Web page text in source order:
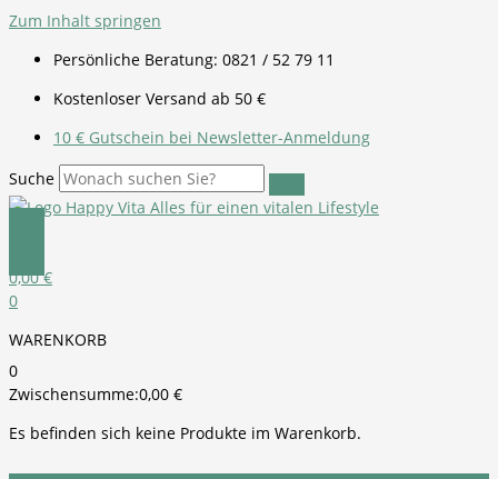
Zum Inhalt springen
Persönliche Beratung: 0821 / 52 79 11
Kostenloser Versand ab 50 €
10 € Gutschein bei Newsletter-Anmeldung
Suche
0,00€
0
WARENKORB
0
Zwischensumme:0,00 €
Es befinden sich keine Produkte im Warenkorb.